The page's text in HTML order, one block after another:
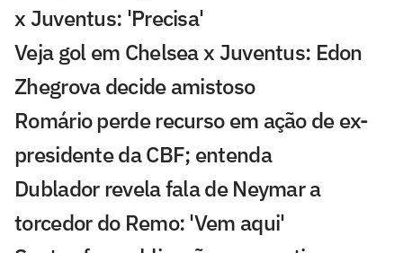
x Juventus: 'Precisa'
Veja gol em Chelsea x Juventus: Edon
Zhegrova decide amistoso
Romário perde recurso em ação de ex-
presidente da CBF; entenda
Dublador revela fala de Neymar a
torcedor do Remo: 'Vem aqui'